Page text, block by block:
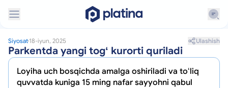
Siyosat 18-iyun, 2025 Ulashish
Parkentda yangi togʻ kurorti quriladi
Loyiha uch bosqichda amalga oshiriladi va toʻliq
quvvatda kuniga 15 ming nafar sayyohni qabul